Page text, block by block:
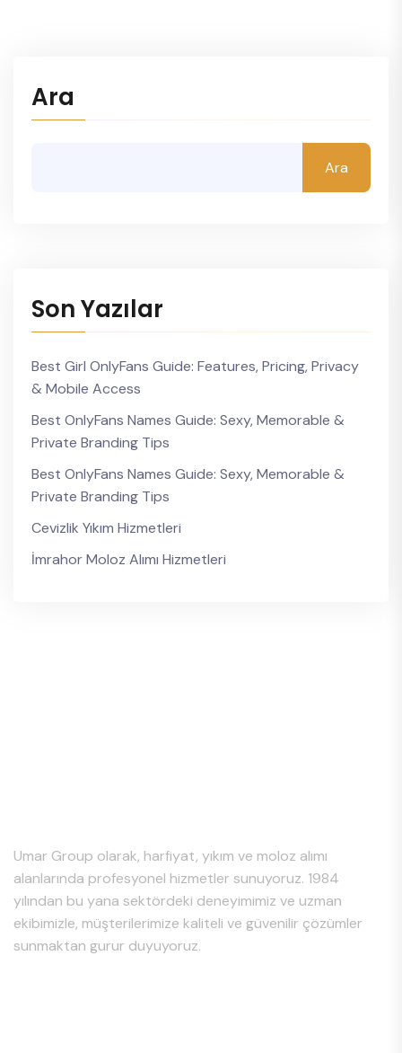
Ara
Ara
Son Yazılar
Best Girl OnlyFans Guide: Features, Pricing, Privacy
& Mobile Access
Best OnlyFans Names Guide: Sexy, Memorable &
Private Branding Tips
Best OnlyFans Names Guide: Sexy, Memorable &
Private Branding Tips
Cevizlik Yıkım Hizmetleri
İmrahor Moloz Alımı Hizmetleri
Umar Group olarak, harfiyat, yıkım ve moloz alımı
alanlarında profesyonel hizmetler sunuyoruz. 1984
yılından bu yana sektördeki deneyimimiz ve uzman
ekibimizle, müşterilerimize kaliteli ve güvenilir çözümler
sunmaktan gurur duyuyoruz.